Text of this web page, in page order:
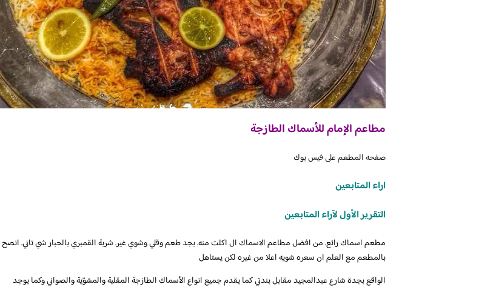
مطاعم الإمام للأسماك الطازجة
صفحه المطعم على فيس بوك
اراء المتابعين
التقرير الأول لآراء المتابعين
مطعم اسماك رائع. من افضل مطاعم الاسماك ال اكلت منه. بجد طعم وقلي وشوي غير. شربة القمبري بالحبار شي تاني. انصح
بالمطعم مع العلم ان سعره شويه اعلا من غيره لكن يستاهل
الواقع بجدة شارع عبدالمجيد مقابل بندتي كما يقدم جميع انواع الأسماك الطازجة المقلية والمشوّية والصواني وكما يوجد